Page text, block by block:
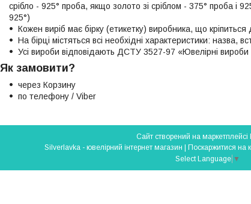
срібло - 925° проба, якщо золото зі сріблом - 375° проба і
925°)
Кожен виріб має бірку (етикетку) виробника, що
На бірці містяться всі необхідні характеристики: назва,
Усі вироби відповідають ДСТУ 3527-97 «Ювелірні вироби
Як замовити?
через Корзину
по телефону / Viber
Сайт створений на маркетплейсі
Silverlavka - ювелірний інтернет магазин | Поскаржитися на
Select Language ▼